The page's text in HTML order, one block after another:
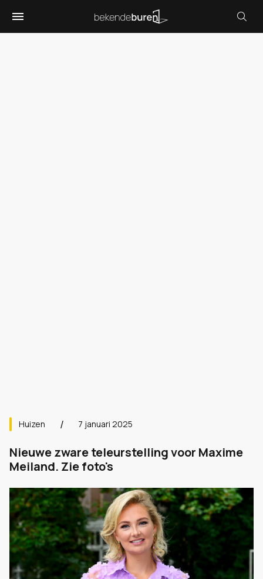
Huizen 7 januari 2025
Nieuwe zware teleurstelling voor Maxime
Meiland. Zie foto's